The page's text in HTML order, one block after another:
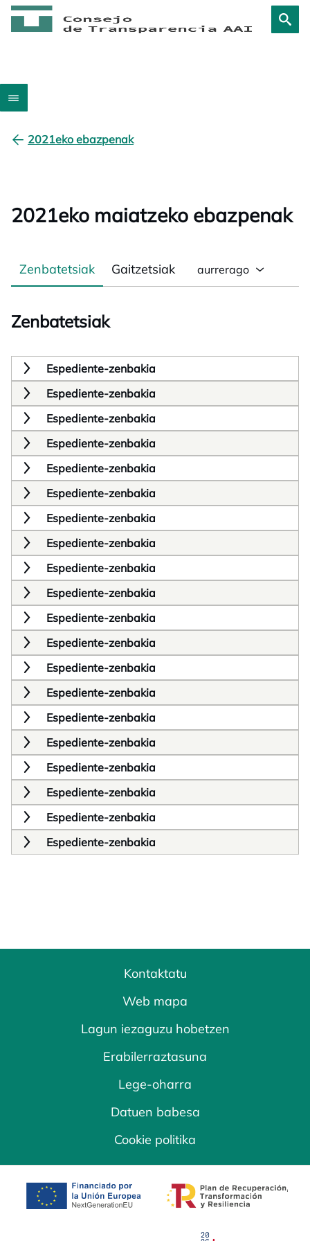
2021eko ebazpenak
2021eko maiatzeko ebazpenak
Zenbatetsiak Gaitzetsiak aurrerago
Zenbatetsiak
Espediente-zenbakia
Espediente-zenbakia
Espediente-zenbakia
Espediente-zenbakia
Espediente-zenbakia
Espediente-zenbakia
Espediente-zenbakia
Espediente-zenbakia
Espediente-zenbakia
Espediente-zenbakia
Espediente-zenbakia
Espediente-zenbakia
Espediente-zenbakia
Espediente-zenbakia
Espediente-zenbakia
Espediente-zenbakia
Espediente-zenbakia
Espediente-zenbakia
Espediente-zenbakia
Espediente-zenbakia
Kontaktatu
Web mapa
Lagun iezaguzu hobetzen
Erabilerraztasuna
Lege-oharra
Datuen babesa
Cookie politika
opens in a new tab opens in a new